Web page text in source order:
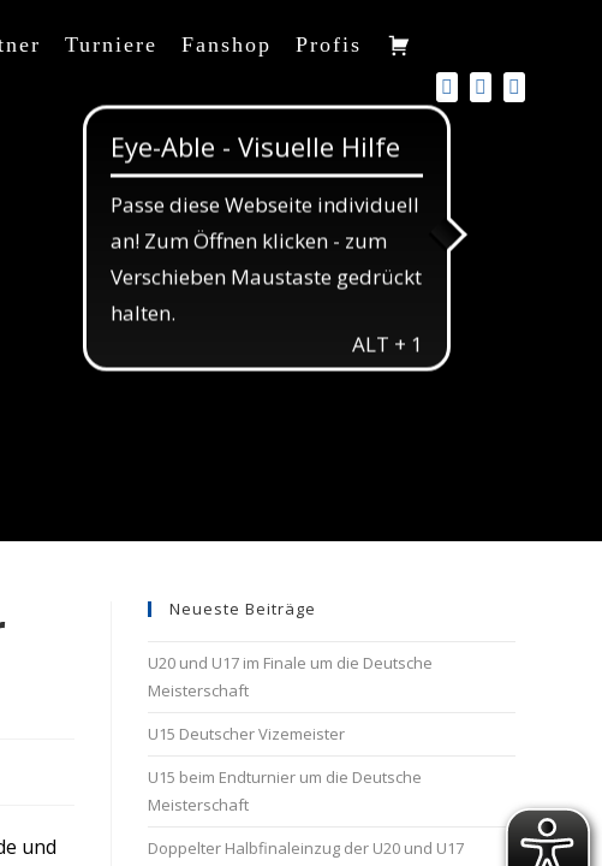
Turniere Fanshop Profis
und
Neueste Beiträge
U20 und U17 im Finale um die Deutsche
Meisterschaft
U15 Deutscher Vizemeister
U15 beim Endturnier um die Deutsche
Meisterschaft
Doppelter Halbfinaleinzug der U20 und U17